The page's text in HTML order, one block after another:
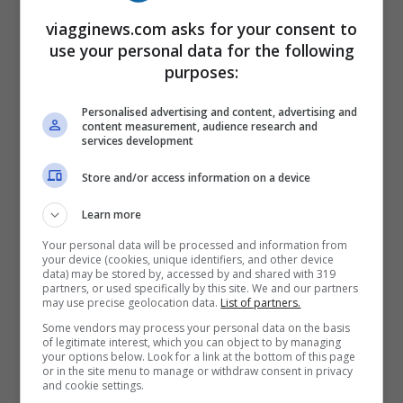
Con il nuovo sistema, invece, ituristi non
saranno più obbligati ad acquistare i
pacchetti di viaggioma dovrannopagare
separatamente la tassa di soggiorno di
200 dollari, versandola direttamente al
governo. A questa somma andranno poi
aggiunti i costi di viaggio e soggiorno.
Come sarà il nuovo Bhutan
Insomma, il Bhutan ha deciso di
combattere il turismo di massa, per
viagginews.com asks for your consent to
use your personal data for the following
purposes:
Personalised advertising and content, advertising and
content measurement, audience research and
services development
Store and/or access information on a device
Learn more
Your personal data will be processed and information from
your device (cookies, unique identifiers, and other device
data) may be stored by, accessed by and shared with 319
partners, or used specifically by this site. We and our partners
may use precise geolocation data. List of partners.
Some vendors may process your personal data on the basis
of legitimate interest, which you can object to by managing
your options below. Look for a link at the bottom of this page
or in the site menu to manage or withdraw consent in privacy
and cookie settings.